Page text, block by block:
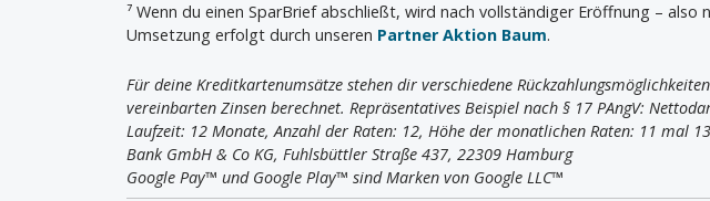
⁷ Wenn du einen SparBrief abschließt, wird nach vollständiger Eröffnung –
Umsetzung erfolgt durch unseren Partner Aktion Baum.
Für deine Kreditkartenumsätze stehen dir verschiedene
vereinbarten Zinsen berechnet. Repräsentatives Beispiel nach § 17 PAngV:
Laufzeit: 12 Monate, Anzahl der Raten: 12, Höhe der monatlichen Raten: 11 mal
Bank GmbH & Co KG, Fuhlsbüttler Straße 437, 22309 Hamburg
Google Pay™ und Google Play™ sind Marken von Google LLC™